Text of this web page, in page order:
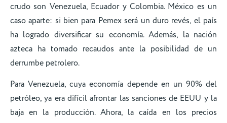
crudo son Venezuela, Ecuador y Colombia. México es un
caso aparte: si bien para Pemex será un duro revés, el país
ha logrado diversificar su economía. Además, la nación
azteca ha tomado recaudos ante la posibilidad de un
derrumbe petrolero.
Para Venezuela, cuya economía depende en un 90% del
petróleo, ya era difícil afrontar las sanciones de EEUU y la
baja en la producción. Ahora, la caída en los precios